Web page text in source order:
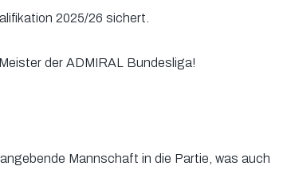
2025/26 sichert.
der ADMIRAL Bundesliga!
Mannschaft in die Partie, was auch